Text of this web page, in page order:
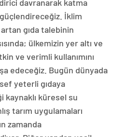
davranarak katma
İklim
gıda talebinin
ülkemizin yer altı ve
ve verimli kullanımını
edeceğiz. Bugün dünyada
yeterli gıdaya
kaynaklı küresel su
tarım uygulamaları
zamanda